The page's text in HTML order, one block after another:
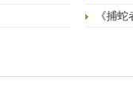
《捕